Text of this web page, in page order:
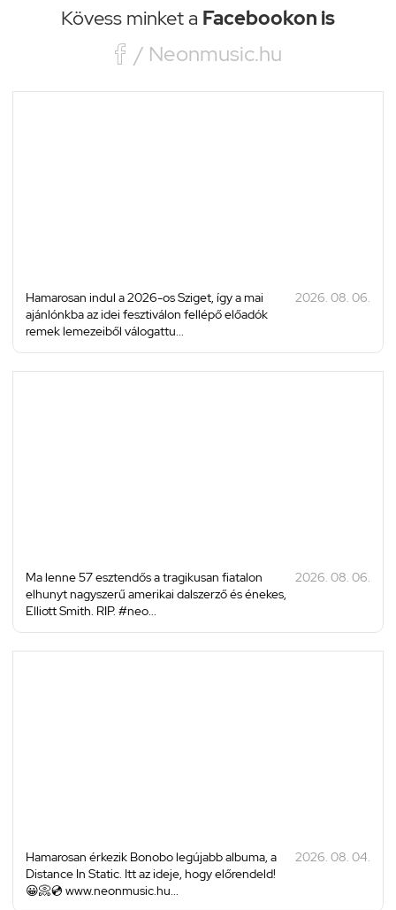
Kövess minket a Facebookon is
 / Neonmusic.hu
Hamarosan indul a 2026-os Sziget, így a mai
ajánlónkba az idei fesztiválon fellépő előadók
remek lemezeiből válogattu...
2026. 08. 06.
Ma lenne 57 esztendős a tragikusan fiatalon
elhunyt nagyszerű amerikai dalszerző és énekes,
Elliott Smith. RIP. #neo...
2026. 08. 06.
Hamarosan érkezik Bonobo legújabb albuma, a
Distance In Static. Itt az ideje, hogy előrendeld!
😀📀💿 www.neonmusic.hu...
2026. 08. 04.